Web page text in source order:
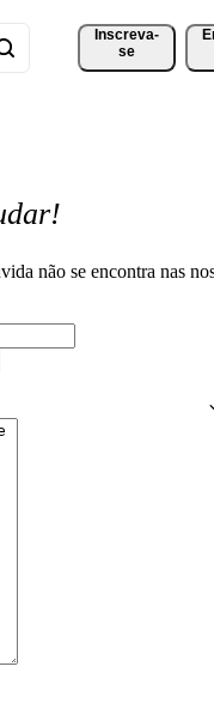
Inscreva-
se
não se encontra nas